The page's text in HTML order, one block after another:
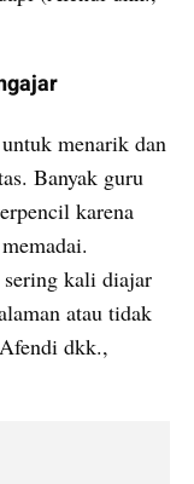
menarik dan
Banyak guru
karena
sering kali diajar
atau tidak
dkk.,